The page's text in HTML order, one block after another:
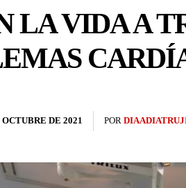
LA VIDA A
OCTUBRE DE 2021 POR